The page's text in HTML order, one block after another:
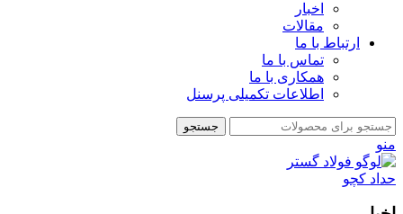
اخبار
مقالات
ارتباط با ما
تماس با ما
همکاری با ما
اطلاعات تکمیلی پرسنل
جستجو
منو